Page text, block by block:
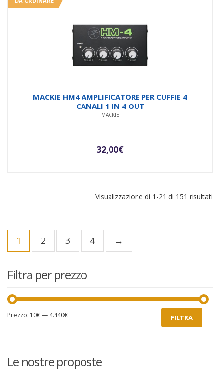
MACKIE HM4 AMPLIFICATORE PER CUFFIE 4
CANALI 1 IN 4 OUT
MACKIE
32,00€
Visualizzazione di 1-21 di 151 risultati
1 2 3 4 →
Filtra per prezzo
Prezzo
Prezzo
FILTRA
Prezzo: 10€— 4.440€
Le nostre proposte